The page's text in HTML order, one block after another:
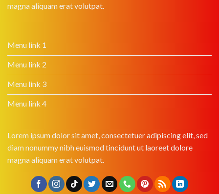
magna aliquam erat volutpat.
Menu link 1
Menu link 2
Menu link 3
Menu link 4
Lorem ipsum dolor sit amet, consectetuer adipiscing elit, sed
diam nonummy nibh euismod tincidunt ut laoreet dolore
magna aliquam erat volutpat.